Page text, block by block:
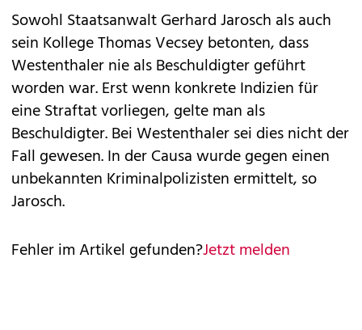
Sowohl Staatsanwalt Gerhard Jarosch als auch
sein Kollege Thomas Vecsey betonten, dass
Westenthaler nie als Beschuldigter geführt
worden war. Erst wenn konkrete Indizien für
eine Straftat vorliegen, gelte man als
Beschuldigter. Bei Westenthaler sei dies nicht der
Fall gewesen. In der Causa wurde gegen einen
unbekannten Kriminalpolizisten ermittelt, so
Jarosch.
Fehler im Artikel gefunden?Jetzt melden